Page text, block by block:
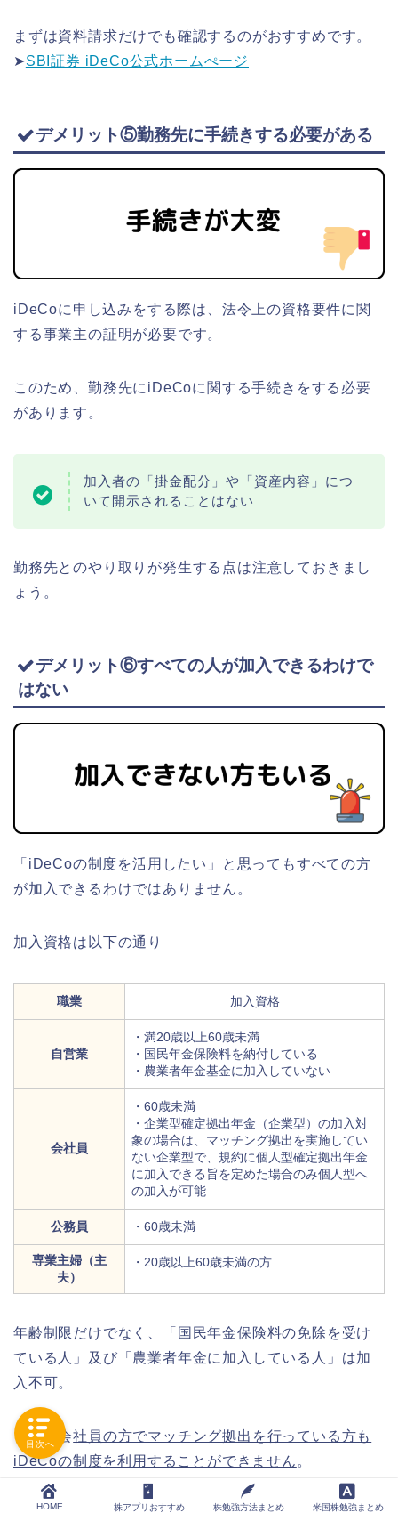
まずは資料請求だけでも確認するのがおすすめです。
➤SBI証券 iDeCo公式ホームぺージ
デメリット⑤勤務先に手続きする必要がある
iDeCoに申し込みをする際は、法令上の資格要件に関
する事業主の証明が必要です。
このため、勤務先にiDeCoに関する手続きをする必要
があります。
加入者の「掛金配分」や「資産内容」につ
いて開示されることはない
勤務先とのやり取りが発生する点は注意しておきまし
ょう。
デメリット⑥すべての人が加入できるわけで
はない
「iDeCoの制度を活用したい」と思ってもすべての方
が加入できるわけではありません。
加入資格は以下の通り
職業 加入資格
自営業
・満20歳以上60歳未満
・国民年金保険料を納付している
・農業者年金基金に加入していない
会社員
・60歳未満
・企業型確定拠出年金（企業型）の加入対
象の場合は、マッチング拠出を実施してい
ない企業型で、規約に個人型確定拠出年金
に加入できる旨を定めた場合のみ個人型へ
の加入が可能
公務員 ・60歳未満
専業主婦（主
夫）
・20歳以上60歳未満の方
年齢制限だけでなく、「国民年金保険料の免除を受け
ている人」及び「農業者年金に加入している人」は加
入不可。
また、会社員の方でマッチング拠出を行っている方も
iDeCoの制度を利用することができません。
気になる方は三井住友銀行が提供する「iDeCo加入資
HOME 株アプリおすすめ 株勉強方法まとめ 米国株勉強まとめ
目次へ